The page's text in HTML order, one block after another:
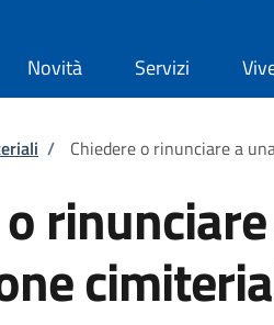
Novità Servizi
pane
/ Chiedere o rinunciare a